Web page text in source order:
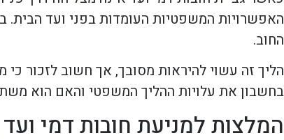
האפשרויות המשפטיות העומדות בפני ועד
החוב.
הליך זה עשוי להיראות מסובך, אך חשוב לזכור
בחשבון את עלויות ההליך המשפטי והאם הוא
המלצות למניעת חובות דמי